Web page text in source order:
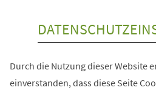
Durch die Nutzung dieser Website
einverstanden, dass diese Seite